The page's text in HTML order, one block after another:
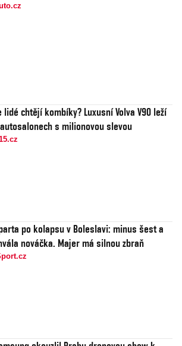
lidé chtějí kombíky? Luxusní Volva V90 leží
s milionovou slevou
po kolapsu v Boleslavi: minus šest a
nováčka. Majer má silnou zbraň